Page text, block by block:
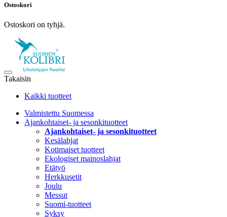
Ostoskori
Ostoskori on tyhjä.
Takaisin
Kaikki tuotteet
Valmistettu Suomessa
Ajankohtaiset- ja sesonkituotteet
Ajankohtaiset- ja sesonkituotteet
Kesälahjat
Kotimaiset tuotteet
Ekologiset mainoslahjat
Etätyö
Herkkusetit
Joulu
Messut
Suomi-tuotteet
Syksy